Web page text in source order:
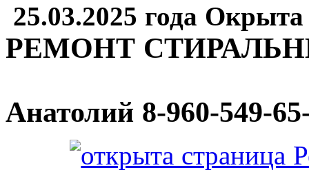
25.03.2025 года
РЕМОНТ
Анатолий 8-960-549-